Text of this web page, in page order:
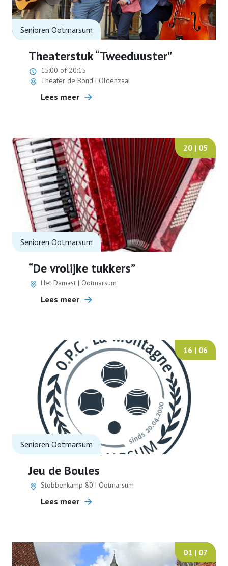
Senioren Ootmarsum
Theaterstuk “Tweeduuster”
15:00 of 20:15
Theater de Bond | Oldenzaal
Lees meer
20 | 05
Senioren Ootmarsum
“De vrolijke tukkers”
Het Damast | Ootmarsum
Lees meer
16 | 06
Senioren Ootmarsum
Jeu de Boules
Stobbenkamp 80 | Ootmarsum
Lees meer
01 | 07